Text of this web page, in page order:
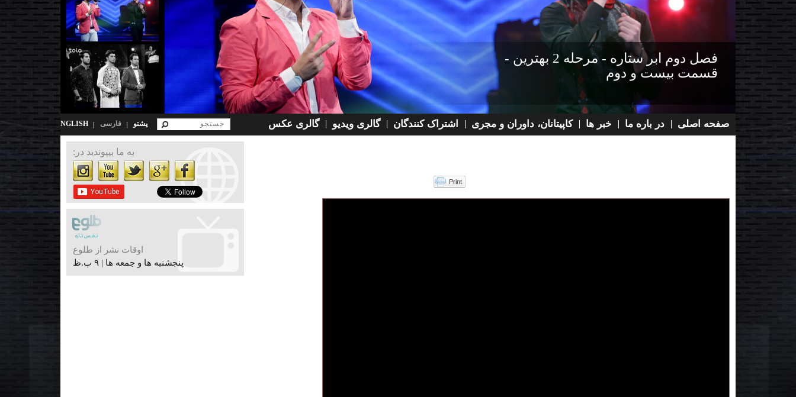
فصل دوم ابر ستاره - مرحله 2 بهترین -
قسمت بیست و دوم
Main menu
صفحه اصلی در باره ما خبر ها کاپیتانان، داوران و مجری اشتراک کنندگان گالری ویدیو گالری عکس پشتو فارسی ENGLISH
Print
به ما بپیوندید در:
اوقات نشر از طلوع
پنجشنبه ها و جمعه ها | ۹ ب.ظ